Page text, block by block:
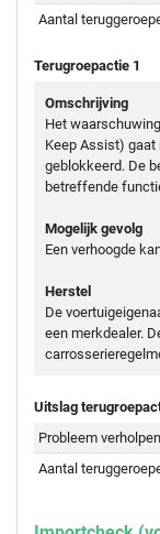
Aantal
Terugroepactie 1
Omschrijving
Het
Keep Assist) gaat
geblokkeerd. De
betreffende
Mogelijk gevolg
Een verhoogde
Herstel
De
een merkdealer.
Uitslag
Probleem
Aantal